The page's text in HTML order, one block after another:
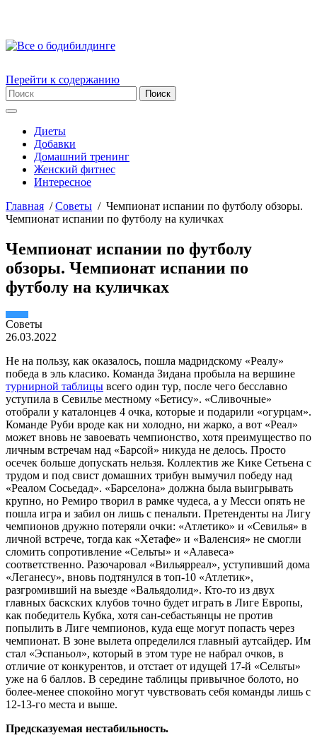
Перейти к содержанию
Диеты
Добавки
Домашний тренинг
Женский фитнес
Интересное
Главная /Советы / Чемпионат испании по футболу обзоры.
Чемпионат испании по футболу на куличках
Чемпионат испании по футболу
обзоры. Чемпионат испании по
футболу на куличках
Советы
26.03.2022
Не на пользу, как оказалось, пошла мадридскому «Реалу»
победа в эль класико. Команда Зидана пробыла на вершине
турнирной таблицы всего один тур, после чего бесславно
уступила в Севилье местному «Бетису». «Сливочные»
отобрали у каталонцев 4 очка, которые и подарили «огурцам».
Команде Руби вроде как ни холодно, ни жарко, а вот «Реал»
может вновь не завоевать чемпионство, хотя преимущество по
личным встречам над «Барсой» никуда не делось. Просто
осечек больше допускать нельзя. Коллектив же Кике Сетьена с
трудом и под свист домашних трибун вымучил победу над
«Реалом Сосьедад». «Барселона» должна была выигрывать
крупно, но Ремиро творил в рамке чудеса, а у Месси опять не
пошла игра и забил он лишь с пенальти. Претенденты на Лигу
чемпионов дружно потеряли очки: «Атлетико» и «Севилья» в
личной встрече, тогда как «Хетафе» и «Валенсия» не смогли
сломить сопротивление «Сельты» и «Алавеса»
соответственно. Разочаровал «Вильярреал», уступивший дома
«Леганесу», вновь подтянулся в топ-10 «Атлетик»,
разгромивший на выезде «Вальядолид». Кто-то из двух
главных баскских клубов точно будет играть в Лиге Европы,
как победитель Кубка, хотя сан-себастьянцы не против
попылить в Лиге чемпионов, куда еще могут попасть через
чемпионат. В зоне вылета определился главный аутсайдер. Им
стал «Эспаньол», который в этом туре не набрал очков, в
отличие от конкурентов, и отстает от идущей 17-й «Сельты»
уже на 6 баллов. В середине таблицы привычное болото, но
более-менее спокойно могут чувствовать себя команды лишь с
12-13-го места и выше.
Предсказуемая нестабильность.